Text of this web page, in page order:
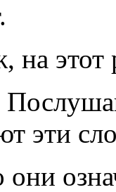
на этот
эти
они